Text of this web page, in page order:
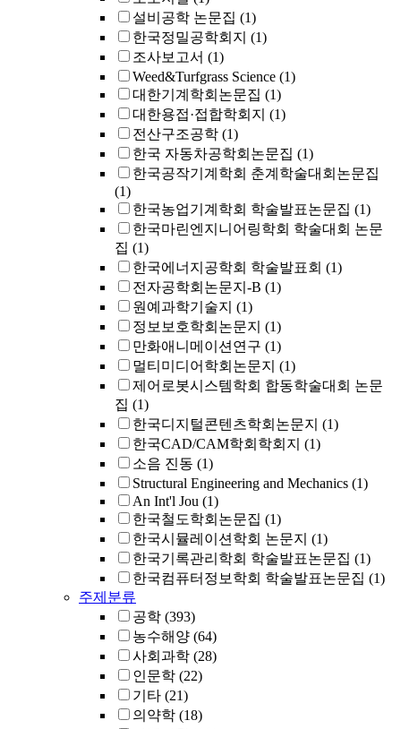
설비공학 논문집 (1)
한국정밀공학회지 (1)
조사보고서 (1)
Weed&Turfgrass Science (1)
대한기계학회논문집 (1)
대한용접·접합학회지 (1)
전산구조공학 (1)
한국 자동차공학회논문집 (1)
한국공작기계학회 춘계학술대회논문집
(1)
한국농업기계학회 학술발표논문집 (1)
한국마린엔지니어링학회 학술대회 논문
집 (1)
한국에너지공학회 학술발표회 (1)
전자공학회논문지-B (1)
원예과학기술지 (1)
정보보호학회논문지 (1)
만화애니메이션연구 (1)
멀티미디어학회논문지 (1)
제어로봇시스템학회 합동학술대회 논문
집 (1)
한국디지털콘텐츠학회논문지 (1)
한국CAD/CAM학회학회지 (1)
소음 진동 (1)
Structural Engineering and Mechanics (1)
An Int'l Jou (1)
한국철도학회논문집 (1)
한국시뮬레이션학회 논문지 (1)
한국기록관리학회 학술발표논문집 (1)
한국컴퓨터정보학회 학술발표논문집 (1)
주제분류
공학 (393)
농수해양 (64)
사회과학 (28)
인문학 (22)
기타 (21)
의약학 (18)